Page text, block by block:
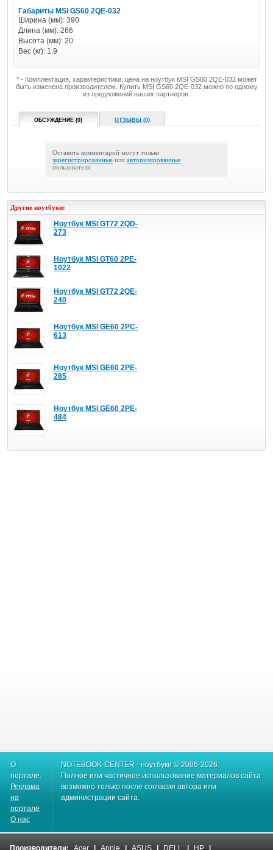
Габариты MSI GS60 2QE-032
Ширина (мм): 390
Длина (мм): 266
Высота (мм): 20
Вес (кг): 1.9
* - Комплектация, характеристики, цена на ноутбук MSI GS60 2QE-032 может
быть изменена производителем. Купить MSI GS60 2QE-032 можно по одному
из предложений наших партнеров.
ОБСУЖДЕНИЕ (0) ОТЗЫВЫ (0)
Оставить комментарий могут только
зарегистрированные или авторизированные
пользователи.
Другие ноутбуки:
Ноутбук MSI GT72 2QD-
273
Ноутбук MSI GT60 2PE-
1022
Ноутбук MSI GT72 2QE-
240
Ноутбук MSI GE60 2PC-
613
Ноутбук MSI GE60 2PE-
285
Ноутбук MSI GE60 2PE-
484
О
портале:
Реклама
на
портале
О нас
NOTEBOOK-CENTER - ноутбуки © 2006-2026
Полное или частичное использование материалов сайта
возможно только после согласия автора или
администрации сайта.
Производители: Acer Apple ASUS DELL HP